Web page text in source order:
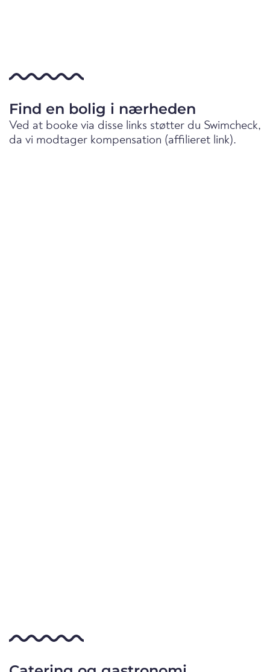
Find en bolig i nærheden
Ved at booke via disse links støtter du Swimcheck,
da vi modtager kompensation (affilieret link).